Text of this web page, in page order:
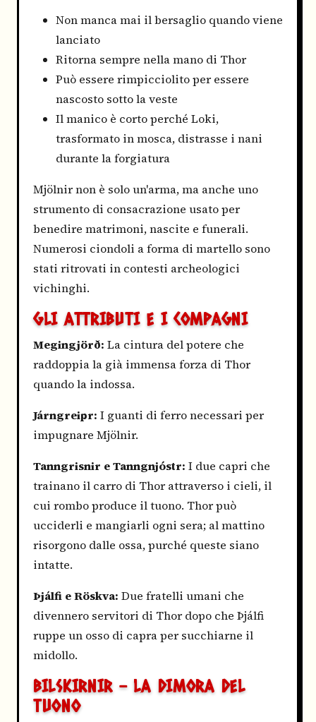
Non manca mai il bersaglio quando viene
lanciato
Ritorna sempre nella mano di Thor
Può essere rimpicciolito per essere
nascosto sotto la veste
Il manico è corto perché Loki,
trasformato in mosca, distrasse i nani
durante la forgiatura
Mjölnir non è solo un'arma, ma anche uno
strumento di consacrazione usato per
benedire matrimoni, nascite e funerali.
Numerosi ciondoli a forma di martello sono
stati ritrovati in contesti archeologici
vichinghi.
GLI ATTRIBUTI E I COMPAGNI
Megingjörð: La cintura del potere che
raddoppia la già immensa forza di Thor
quando la indossa.
Járngreipr: I guanti di ferro necessari per
impugnare Mjölnir.
Tanngrisnir e Tanngnjóstr: I due capri che
trainano il carro di Thor attraverso i cieli, il
cui rombo produce il tuono. Thor può
ucciderli e mangiarli ogni sera; al mattino
risorgono dalle ossa, purché queste siano
intatte.
Þjálfi e Röskva: Due fratelli umani che
divennero servitori di Thor dopo che Þjálfi
ruppe un osso di capra per succhiarne il
midollo.
BILSKIRNIR - LA DIMORA DEL
TUONO